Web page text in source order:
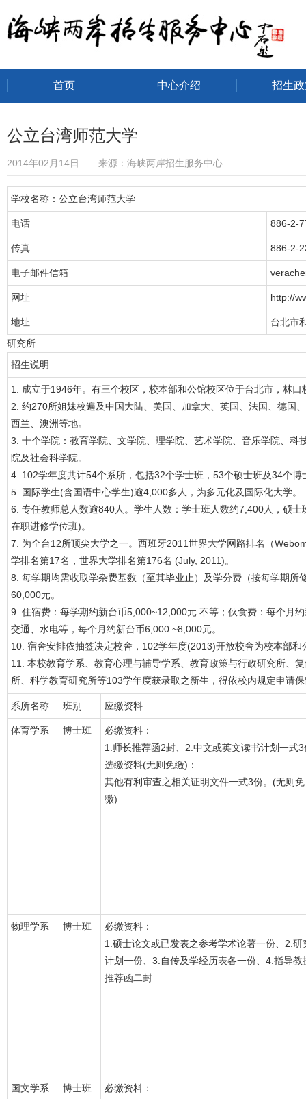
海峡两岸招生服务中心
首页 中心介绍 招生
公立台湾师范大学
2014年02月14日 来源：海峡两岸招生服务中心
学校名称：公立台湾师范大学
电话 886-2-
传真 886-2-
电子邮件信箱
网址 http://
地址
台北市
研究所
招生说明
1. 成立于1946年。有三个校区，校本部和公馆校区位于台北市，林
2. 约270所姐妹校遍及中国大陆、美国、加拿大、英国、法国、德国
西兰、澳洲等地。
3. 十个学院：教育学院、文学院、理学院、艺术学院、音乐学院、
院及社会科学院。
4. 102学年度共计54个系所，包括32个学士班，53个硕士班及34个博
5. 国际学生(含国语中心学生)逾4,000多人，为多元化及国际化大学。
6. 专任教师总人数逾840人。学生人数：学士班人数约7,400人，硕
在职进修学位班)。
7. 为全台12所顶尖大学之一。西班牙2011世界大学网路排名（
学排名第17名，世界大学排名第176名 (July, 2011)。
8. 每学期均需收取学杂费基数（至其毕业止）及学分费（按每学期
60,000元。
9. 住宿费：每学期约新台币5,000~12,000元 不等；伙食费：每个月
交通、水电等，每个月约新台币6,000 ~8,000元。
10. 宿舍安排依抽签决定校舍，102学年度(2013)开放校舍为校本部和
11. 本校教育学系、教育心理与辅导学系、教育政策与行政研究所、
所、科学教育研究所等103学年度获录取之新生，得依校内规定申请
系所名称 班别 应缴资料
体育学系 博士班
必缴资料：
1.师长推荐函2封、2.中文或英文读书计划一式3
选缴资料(无则免缴)：
其他有利审查之相关证明文件一式3份。(无则免
缴)
物理学系 博士班
必缴资料：
1.硕士论文或已发表之参考学术论著一份、2.研
计划一份、3.自传及学经历表各一份、4.指导教
推荐函二封
国文学系 博士班
必缴资料：